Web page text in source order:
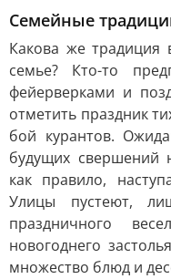
Семейные
Какова же традиция
семье? Кто-то
фейерверками и
отметить праздник
бой курантов.
будущих свершений
как правило,
Улицы пустеют,
праздничного
новогоднего
множество блюд и